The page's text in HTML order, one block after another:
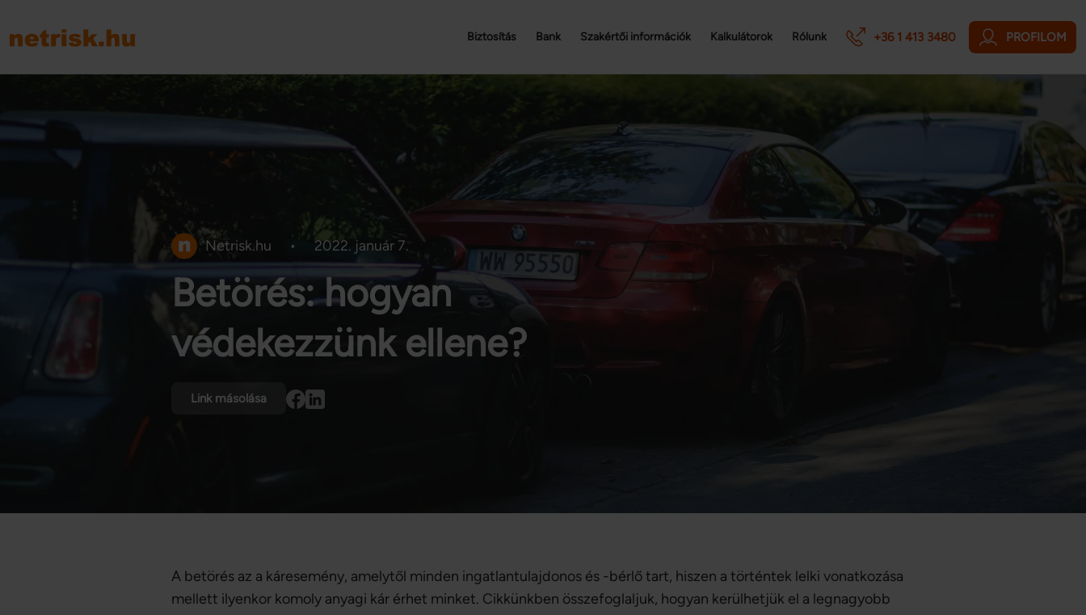
Biztosítás Bank Szakértői információk Kalkulátorok Rólunk +36 1 413 3480 PROFILOM
Netrisk.hu • 2022. január 7.
Betörés: hogyan
védekezzünk ellene?
Link másolása
A betörés az a káresemény, amelytől minden ingatlantulajdonos és -bérlő tart, hiszen a történtek lelki vonatkozása
mellett ilyenkor komoly anyagi kár érhet minket. Cikkünkben összefoglaljuk, hogyan kerülhetjük el a legnagyobb